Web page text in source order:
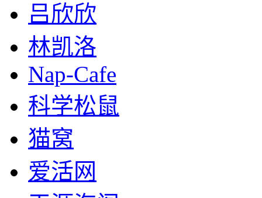
吕欣欣
林凯洛
Nap-Cafe
科学松鼠
猫窝
爱活网